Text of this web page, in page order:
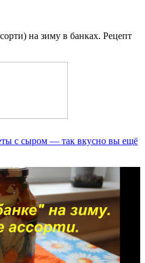
с сыром — так вкусно вы ещё